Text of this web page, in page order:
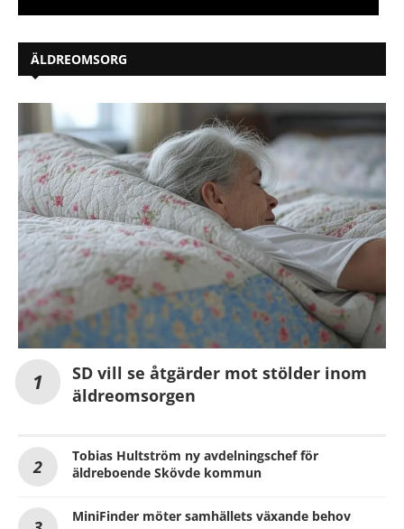
ÄLDREOMSORG
SD vill se åtgärder mot stölder inom
äldreomsorgen
Tobias Hultström ny avdelningschef för
äldreboende Skövde kommun
MiniFinder möter samhällets växande behov